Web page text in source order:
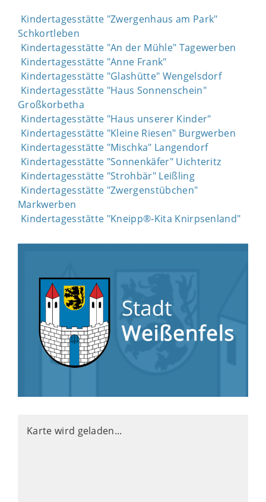
Kindertagesstätte "Zwergenhaus am Park"
Schkortleben
Kindertagesstätte "An der Mühle" Tagewerben
Kindertagesstätte "Anne Frank"
Kindertagesstätte "Glashütte" Wengelsdorf
Kindertagesstätte "Haus Sonnenschein"
Großkorbetha
Kindertagesstätte "Haus unserer Kinder"
Kindertagesstätte "Kleine Riesen" Burgwerben
Kindertagesstätte "Mischka" Langendorf
Kindertagesstätte "Sonnenkäfer" Uichteritz
Kindertagesstätte "Strohbär" Leißling
Kindertagesstätte "Zwergenstübchen"
Markwerben
Kindertagesstätte "Kneipp®-Kita Knirpsenland"
Karte wird geladen...